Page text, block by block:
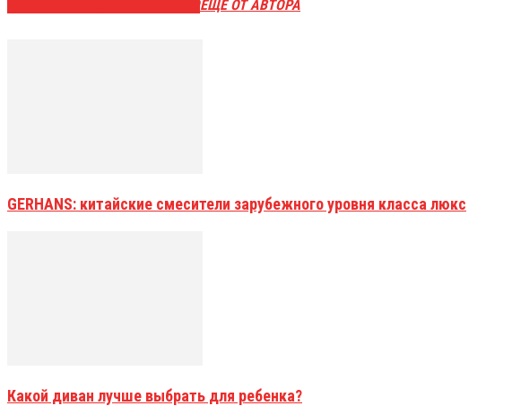
ЕЩЕ ОТ АВТОРА
GERHANS: китайские смесители зарубежного уровня класса люкс
Какой диван лучше выбрать для ребенка?